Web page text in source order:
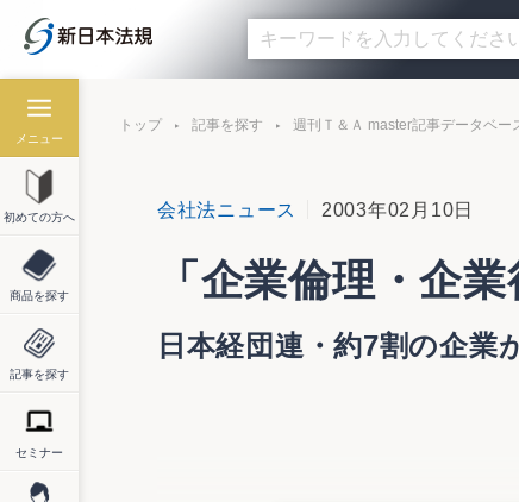
メニュー
初めての方へ
商品を探す
記事を探す
セミナー
トップ 記事を探す 週刊Ｔ＆Ａ master記事データベー
会社法ニュース 2003年02月10日
「企業倫理・企
日本経団連・約7割の企業